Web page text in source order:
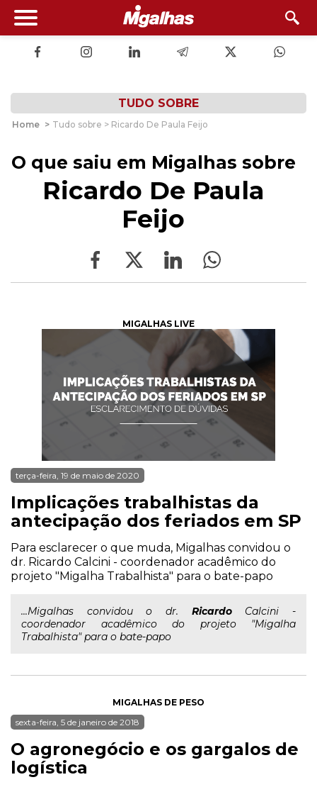
TUDO SOBRE
Home > Tudo sobre > Ricardo De Paula Feijo
O que saiu em Migalhas sobre
Ricardo De Paula
Feijo
MIGALHAS LIVE
terça-feira, 19 de maio de 2020
Implicações trabalhistas da
antecipação dos feriados em SP
Para esclarecer o que muda, Migalhas convidou o
dr. Ricardo Calcini - coordenador acadêmico do
projeto "Migalha Trabalhista" para o bate-papo
...Migalhas convidou o dr. RicardoCalcini -
coordenador acadêmico do projeto "Migalha
Trabalhista" para o bate-papo
MIGALHAS DE PESO
sexta-feira, 5 de janeiro de 2018
O agronegócio e os gargalos de
logística